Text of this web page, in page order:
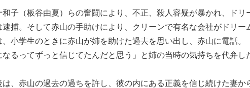
子（板谷由夏）らの奮闘により、不正、殺人容疑が暴かれ、ドリ
捕。そして赤山の手助けにより、クリーンで有名な会社がドリー
小学生のときに赤山が姉を助けた過去を思い出し、赤山に電話。
るってずっと信じてたんだと思う」と姉の当時の気持ちを代弁し
、赤山の過去の過ちを許し、彼の内にある正義を信じ続けた妻か